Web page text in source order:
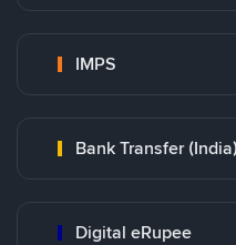
IMPS
Bank Transfer (India)
Digital eRupee